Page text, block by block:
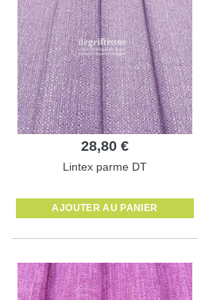
28,80 €
Lintex parme DT
AJOUTER AU PANIER